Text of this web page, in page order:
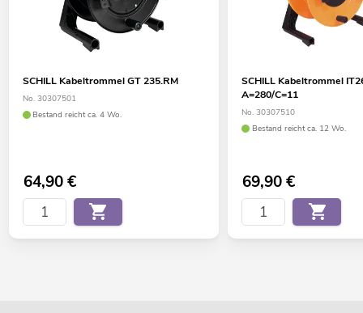
SCHILL Kabeltrommel GT 235.RM
No. 30307501
Bestand reicht ca. 4 Wo.
64,90€
SCHILL Kabeltrommel
A=280/C=11
No. 30307510
Bestand reicht ca. 12 Wo.
69,90€